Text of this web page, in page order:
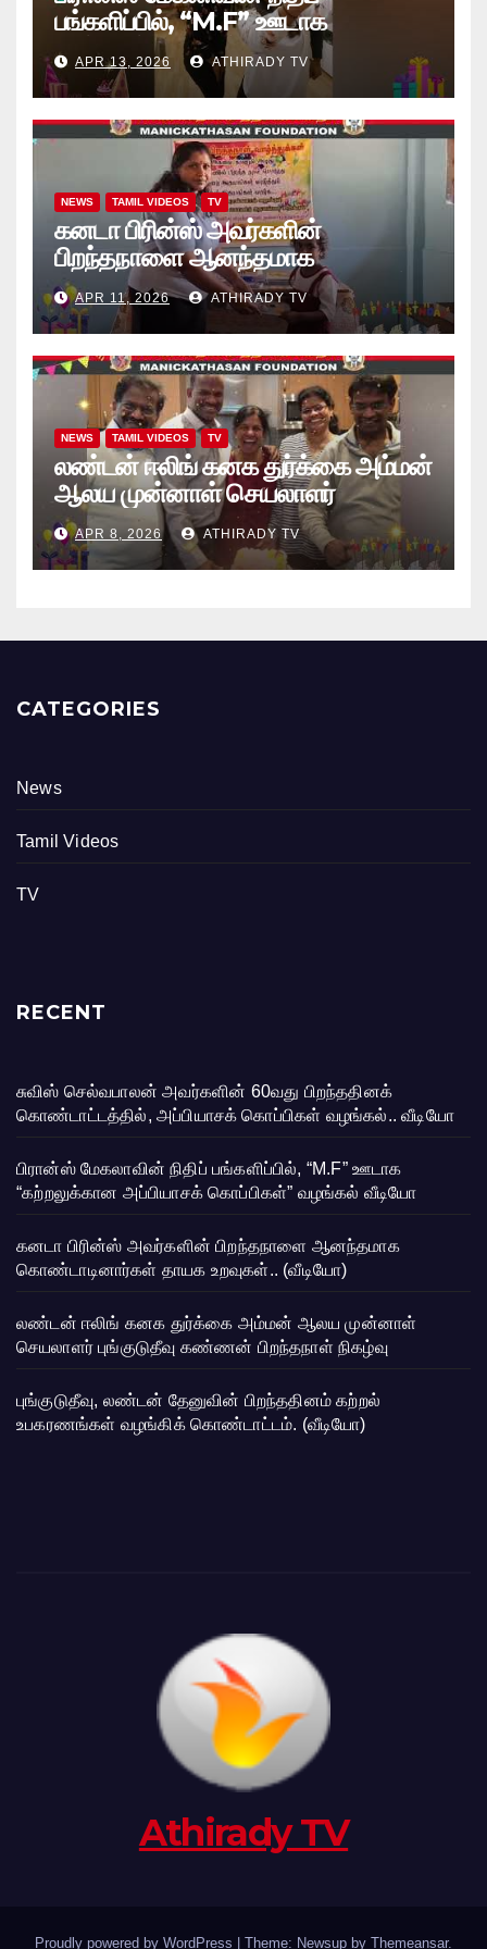
பங்களிப்பில், “M.F” ஊடாக
“கற்றலுக்கான அப்பியாசக்
கொப்பிகள்” வழங்கல் வீடியோ
APR 13, 2026 ATHIRADY TV
NEWS TAMIL VIDEOS TV
கனடா பிரின்ஸ் அவர்களின்
பிறந்தநாளை ஆனந்தமாக
கொண்டாடினார்கள் தாயக உறவுகள்..
(வீடியோ)
APR 11, 2026 ATHIRADY TV
NEWS TAMIL VIDEOS TV
லண்டன் ஈலிங் கனக துர்க்கை அம்மன்
ஆலய முன்னாள் செயலாளர்
புங்குடுதீவு கண்ணன் பிறந்தநாள்
நிகழ்வு
APR 8, 2026 ATHIRADY TV
CATEGORIES
News
Tamil Videos
TV
RECENT
சுவிஸ் செல்வபாலன் அவர்களின் 60வது பிறந்ததினக்
கொண்டாட்டத்தில், அப்பியாசக் கொப்பிகள் வழங்கல்.. வீடியோ
பிரான்ஸ் மேகலாவின் நிதிப் பங்களிப்பில், “M.F” ஊடாக
“கற்றலுக்கான அப்பியாசக் கொப்பிகள்” வழங்கல் வீடியோ
கனடா பிரின்ஸ் அவர்களின் பிறந்தநாளை ஆனந்தமாக
கொண்டாடினார்கள் தாயக உறவுகள்.. (வீடியோ)
லண்டன் ஈலிங் கனக துர்க்கை அம்மன் ஆலய முன்னாள்
செயலாளர் புங்குடுதீவு கண்ணன் பிறந்தநாள் நிகழ்வு
புங்குடுதீவு, லண்டன் தேனுவின் பிறந்ததினம் கற்றல்
உபகரணங்கள் வழங்கிக் கொண்டாட்டம். (வீடியோ)
Athirady TV
Proudly powered by WordPress Theme: Newsup by Themeansar.